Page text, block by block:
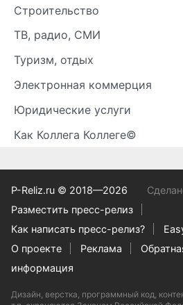
Строительство
ТВ, радио, СМИ
Туризм, отдых
Электронная коммерция
Юридические услуги
Как Коллега Коллеге©
P-Reliz.ru © 2018—2026
Разместить пресс-релиз
Как написать пресс-релиз?
О проекте
Реклама
информация
Дизайн, верстка, программный код,